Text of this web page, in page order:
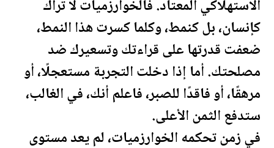
الاستهلاكي المعتاد. فالخوارزميات لا تراك
كإنسان، بل كنمط، وكلما كسرت هذا النمط،
ضعفت قدرتها على قراءتك وتسعيرك ضد
مصلحتك. أما إذا دخلت التجربة مستعجلًا، أو
مرهقًا، أو فاقدًا للصبر، فاعلم أنك، في الغالب،
ستدفع الثمن الأعلى.
في زمن تحكمه الخوارزميات، لم يعد مستوى